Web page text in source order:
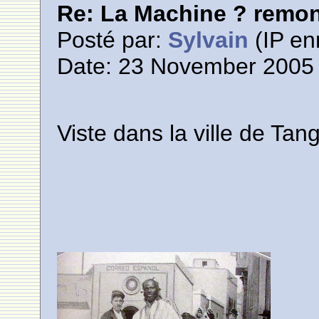
Re: La Machine ?
Posté par: Sylvain (IP
Date: 23 November
Viste dans la ville de